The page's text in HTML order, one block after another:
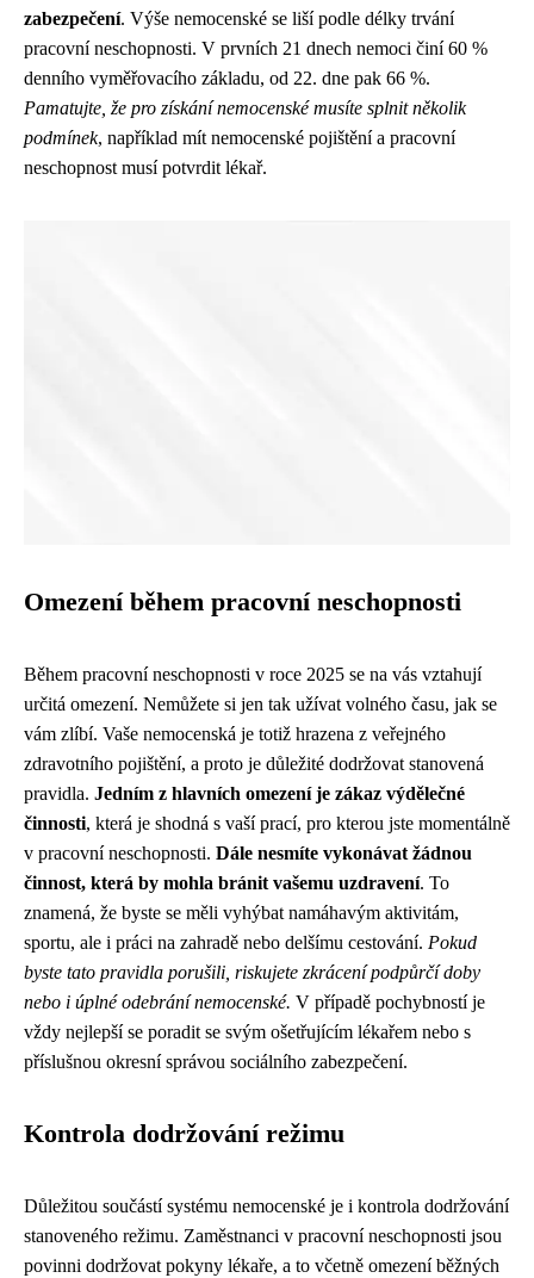
zabezpečení. Výše nemocenské se liší podle délky trvání
pracovní neschopnosti. V prvních 21 dnech nemoci činí 60 %
denního vyměřovacího základu, od 22. dne pak 66 %.
Pamatujte, že pro získání nemocenské musíte splnit několik
podmínek, například mít nemocenské pojištění a pracovní
neschopnost musí potvrdit lékař.
Omezení během pracovní neschopnosti
Během pracovní neschopnosti v roce 2025 se na vás vztahují
určitá omezení. Nemůžete si jen tak užívat volného času, jak se
vám zlíbí. Vaše nemocenská je totiž hrazena z veřejného
zdravotního pojištění, a proto je důležité dodržovat stanovená
pravidla. Jedním z hlavních omezení je zákaz výdělečné
činnosti, která je shodná s vaší prací, pro kterou jste momentálně
v pracovní neschopnosti. Dále nesmíte vykonávat žádnou
činnost, která by mohla bránit vašemu uzdravení. To
znamená, že byste se měli vyhýbat namáhavým aktivitám,
sportu, ale i práci na zahradě nebo delšímu cestování. Pokud
byste tato pravidla porušili, riskujete zkrácení podpůrčí doby
nebo i úplné odebrání nemocenské. V případě pochybností je
vždy nejlepší se poradit se svým ošetřujícím lékařem nebo s
příslušnou okresní správou sociálního zabezpečení.
Kontrola dodržování režimu
Důležitou součástí systému nemocenské je i kontrola dodržování
stanoveného režimu. Zaměstnanci v pracovní neschopnosti jsou
povinni dodržovat pokyny lékaře, a to včetně omezení běžných